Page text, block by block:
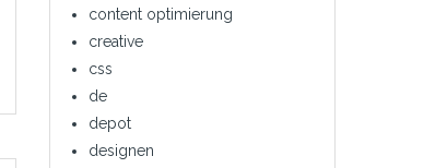
content optimierung
creative
css
de
depot
designen